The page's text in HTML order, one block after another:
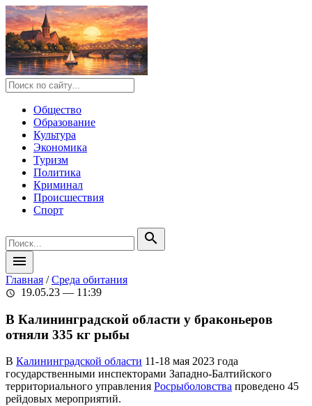
Общество
Образование
Культура
Экономика
Туризм
Политика
Криминал
Происшествия
Спорт
search
menu
Главная /Среда обитания
schedule 19.05.23 — 11:39
В Калининградской области у браконьеров
отняли 335 кг рыбы
В Калининградской области 11-18 мая 2023 года
государственными инспекторами Западно-Балтийского
территориального управления Росрыболовства проведено 45
рейдовых мероприятий.